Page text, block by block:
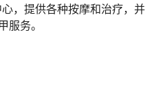
，提供各种按摩和治疗，并
服务。